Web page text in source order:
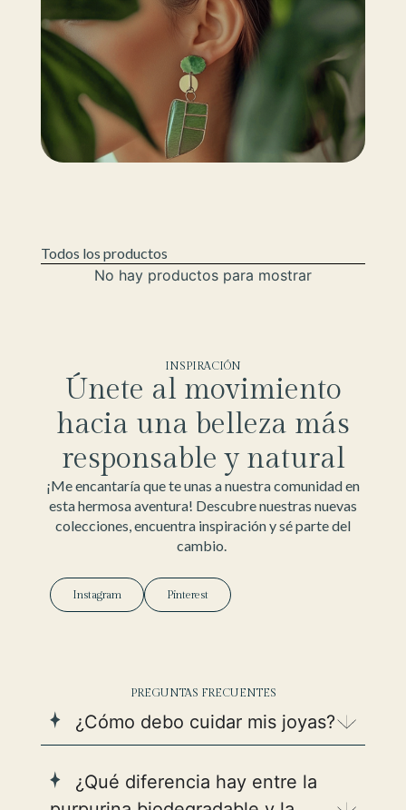
Todos los productos
No hay productos para mostrar
INSPIRACIÓN
Únete al movimiento
hacia una belleza más
responsable y natural
¡Me encantaría que te unas a nuestra comunidad en
esta hermosa aventura! Descubre nuestras nuevas
colecciones, encuentra inspiración y sé parte del
cambio.
Instagram Pinterest
PREGUNTAS FRECUENTES
¿Cómo debo cuidar mis joyas?
¿Qué diferencia hay entre la